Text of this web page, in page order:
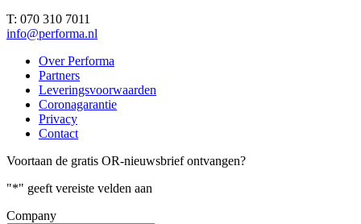
T: 070 310 7011
info@performa.nl
Over Performa
Partners
Leveringsvoorwaarden
Coronagarantie
Privacy
Contact
Voortaan de gratis OR-nieuwsbrief ontvangen?
"*" geeft vereiste velden aan
Company